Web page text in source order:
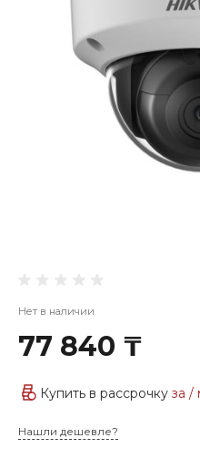
Нет в наличии
77 840 ₸
Купить в рассрочку за /
Нашли дешевле?